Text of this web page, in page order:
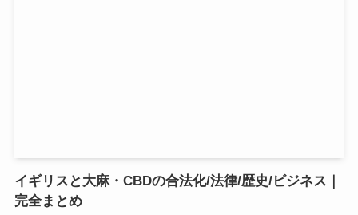
イギリスと大麻・CBDの合法化/法律/歴史/ビジネス｜
完全まとめ